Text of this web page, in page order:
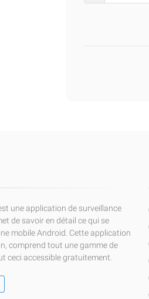
une application de surveillance
de savoir en détail ce qui se
mobile Android. Cette application
comprend tout une gamme de
ceci accessible gratuitement.